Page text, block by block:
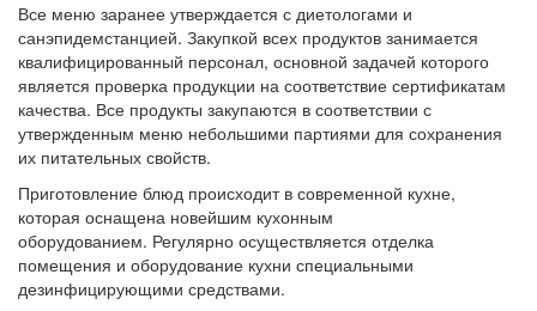
Все меню заранее утверждается с диетологами и
санэпидемстанцией. Закупкой всех продуктов занимается
квалифицированный персонал, основной задачей которого
является проверка продукции на соответствие сертификатам
качества. Все продукты закупаются в соответствии с
утвержденным меню небольшими партиями для сохранения
их питательных свойств.
Приготовление блюд происходит в современной кухне,
которая оснащена новейшим кухонным
оборудованием. Регулярно осуществляется отделка
помещения и оборудование кухни специальными
дезинфицирующими средствами.